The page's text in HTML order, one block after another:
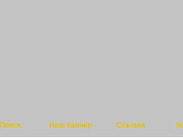
Поиск Наш баннер Ссылки